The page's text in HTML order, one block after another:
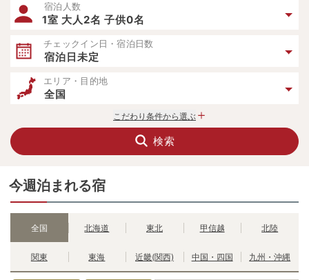
宿泊人数
1室 大人2名 子供0名
チェックイン日・宿泊日数
宿泊日未定
エリア・目的地
全国
こだわり条件から選ぶ
検索
今週泊まれる宿
全国 北海道 東北 甲信越 北陸
関東 東海 近畿(関西) 中国・四国 九州・沖縄